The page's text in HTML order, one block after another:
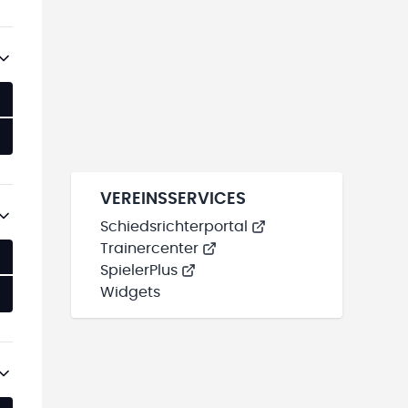
VEREINSSERVICES
Schiedsrichterportal
Trainercenter
SpielerPlus
Widgets